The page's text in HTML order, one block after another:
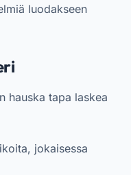
luodakseen
hauska tapa laskea
jokaisessa